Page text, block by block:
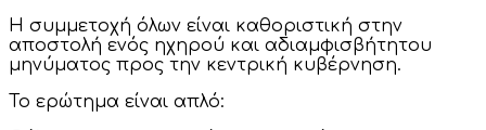
Η συμμετοχή όλων είναι καθοριστική στην
αποστολή ενός ηχηρού και αδιαμφισβήτητου
μηνύματος προς την κεντρική κυβέρνηση.
Το ερώτημα είναι απλό: